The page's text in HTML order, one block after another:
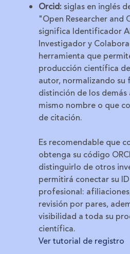
Orcid: siglas en inglés
"Open Researcher
significa Identificador
Investigador y
herramienta que
producción científica
autor, normalizando su
distinción de los
mismo nombre o que
de citación.
Es recomendable que
obtenga su código
distinguirlo de otros
permitirá conectar su
profesional:
revisión por pares,
visibilidad a toda su
científica.
Ver tutorial de registro